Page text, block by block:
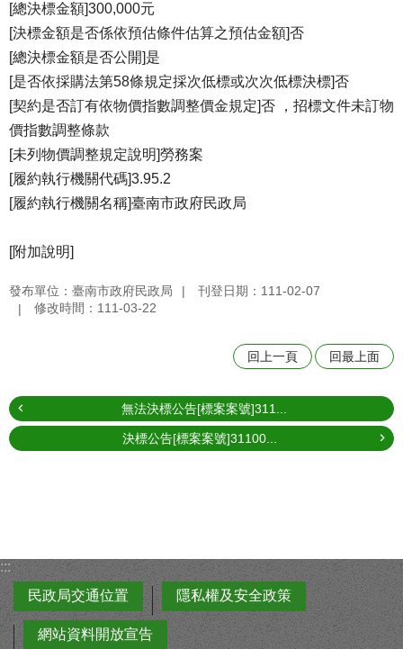
[總決標金額]300,000元
[決標金額是否係依預估條件估算之預估金額]否
[總決標金額是否公開]是
[是否依採購法第58條規定採次低標或次次低標決標]否
[契約是否訂有依物價指數調整價金規定]否 ，招標文件未訂物
價指數調整條款
[未列物價調整規定說明]勞務案
[履約執行機關代碼]3.95.2
[履約執行機關名稱]臺南市政府民政局
[附加說明]
發布單位：臺南市政府民政局
刊登日期：111-02-07
修改時間：111-03-22
回上一頁 回最上面
無法決標公告[標案案號]311...
決標公告[標案案號]31100...
:::
民政局交通位置
隱私權及安全政策
網站資料開放宣告